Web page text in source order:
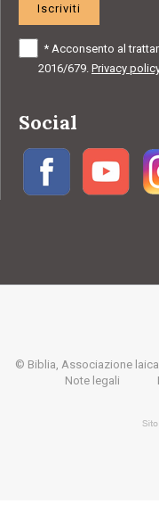
Iscriviti
* Acconsento al
2016/679. Privacy
Social
© Biblia, Associazione
Note legali